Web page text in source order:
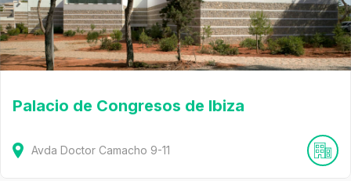
Palacio de Congresos de Ibiza
Avda Doctor Camacho 9-11